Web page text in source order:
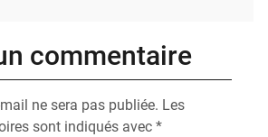
commentaire
ne sera pas publiée. Les
sont indiqués avec *